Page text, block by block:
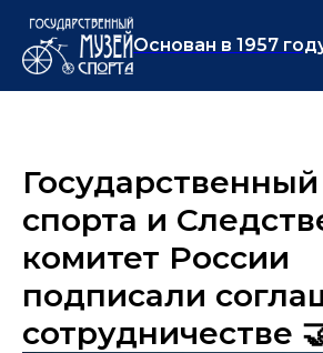
Основан в 1957
спорта и
комитет России
подписали
сотрудничестве